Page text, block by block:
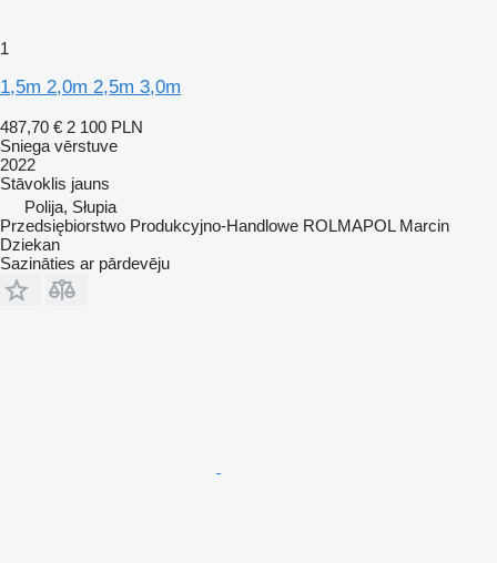
1
1,5m 2,0m 2,5m 3,0m
487,70 € 2 100 PLN
Sniega vērstuve
2022
Stāvoklis jauns
Polija, Słupia
Przedsiębiorstwo Produkcyjno-Handlowe ROLMAPOL Marcin
Dziekan
Sazināties ar pārdevēju